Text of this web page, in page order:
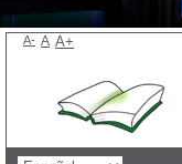
A- A A+